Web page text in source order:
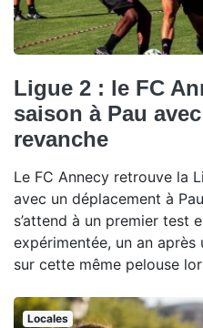
Ligue 2 : le FC
saison à Pau
revanche
Le FC Annecy retrouve la
avec un déplacement à
s’attend à un premier test
expérimentée, un an
sur cette même pelouse
Locales